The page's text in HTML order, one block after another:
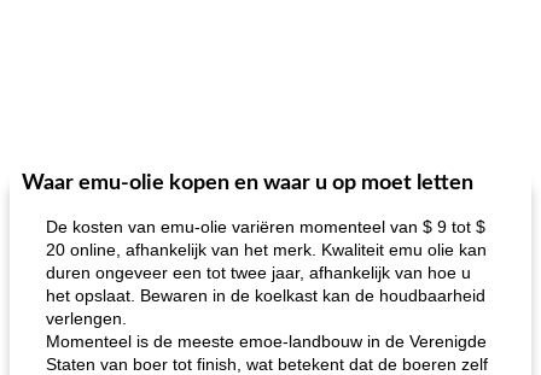
Waar emu-olie kopen en waar u op moet letten
De kosten van emu-olie variëren momenteel van $ 9 tot $
20 online, afhankelijk van het merk. Kwaliteit emu olie kan
duren ongeveer een tot twee jaar, afhankelijk van hoe u
het opslaat. Bewaren in de koelkast kan de houdbaarheid
verlengen.
Momenteel is de meeste emoe-landbouw in de Verenigde
Staten van boer tot finish, wat betekent dat de boeren zelf